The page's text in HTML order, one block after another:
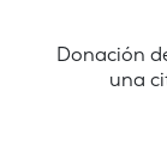
Donación
una